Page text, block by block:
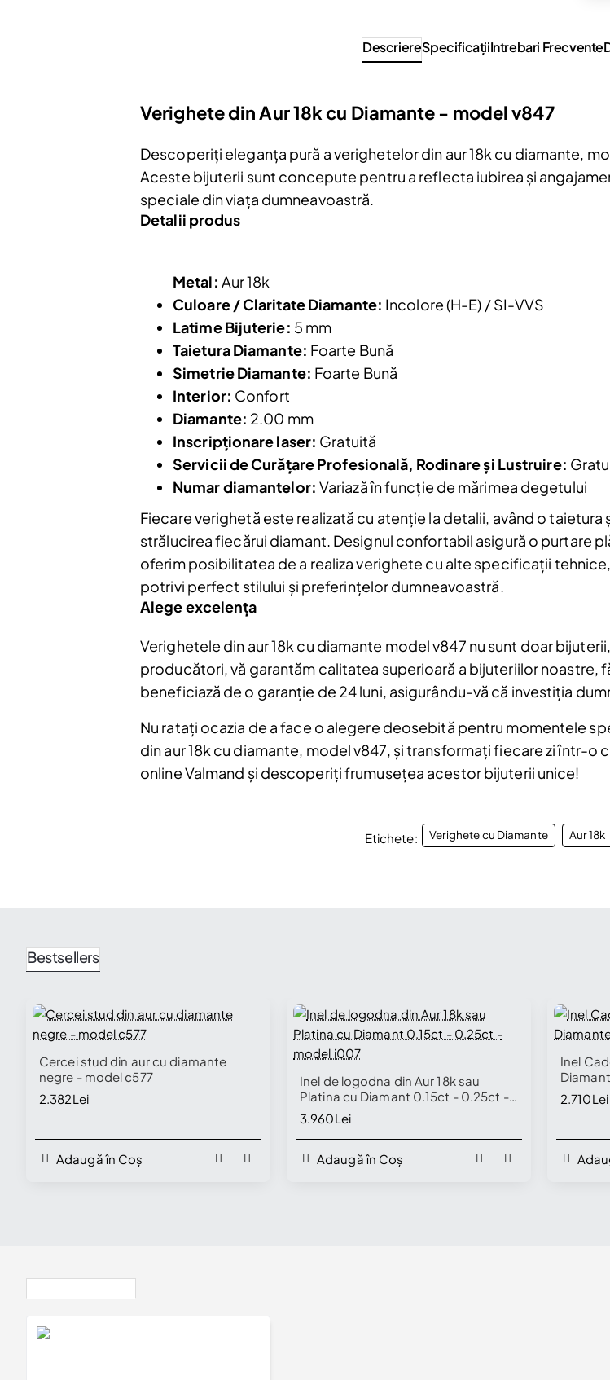
DescriereSpecificaţiiIntrebari Frecvente
Verighete din Aur 18k cu Diamante - model v847
Descoperiți eleganța pură a verighetelor din aur 18k cu diamante,
Aceste bijuterii sunt concepute pentru a reflecta iubirea și
speciale din viața dumneavoastră.
Detalii produs
Metal: Aur 18k
Culoare / Claritate Diamante: Incolore (H-E) / SI-VVS
Latime Bijuterie: 5 mm
Taietura Diamante: Foarte Bună
Simetrie Diamante: Foarte Bună
Interior: Confort
Diamante: 2.00 mm
Inscripționare laser: Gratuită
Servicii de Curățare Profesională, Rodinare și Lustruire:
Numar diamantelor: Variază în funcție de mărimea degetului
Fiecare verighetă este realizată cu atenție la detalii, având o
strălucirea fiecărui diamant. Designul confortabil asigură o purtare
oferim posibilitatea de a realiza verighete cu alte specificații
potrivi perfect stilului și preferințelor dumneavoastră.
Alege excelența
Verighetele din aur 18k cu diamante model v847 nu sunt doar
producători, vă garantăm calitatea superioară a bijuteriilor noastre,
beneficiază de o garanție de 24 luni, asigurându-vă că investiția
Nu ratați ocazia de a face o alegere deosebită pentru momentele
din aur 18k cu diamante, model v847, și transformați fiecare zi într-o
online Valmand și descoperiți frumusețea acestor bijuterii unice!
Etichete: Verighete cu Diamante Aur 18k
Bestsellers
🔥 Selling fast
Cercei stud din aur cu diamante
negre - model c577
2.382Lei
Adaugă în Coș
🔥 Selling fast
Inel de logodna din Aur 18k sau
Platina cu Diamant 0.15ct - 0.25ct -
model i007
3.960Lei
Adaugă în Coș
Inel
2.710Lei